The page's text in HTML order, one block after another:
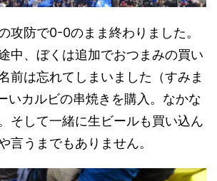
攻防で0-0のまま終わりました。
中、ぼくは追加でおつまみの買い
前は忘れてしまいました（すみま
いカルビの串焼きを購入。なかな
そして一緒に生ビールも買い込ん
言うまでもありません。